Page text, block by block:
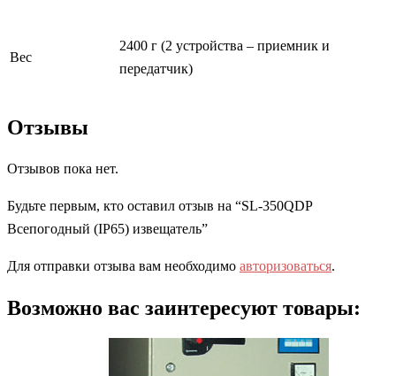
Вес
2400 г (2 устройства – приемник и
передатчик)
Отзывы
Отзывов пока нет.
Будьте первым, кто оставил отзыв на “SL-350QDP
Всепогодный (IP65) извещатель”
Для отправки отзыва вам необходимо авторизоваться.
Возможно вас заинтересуют товары: